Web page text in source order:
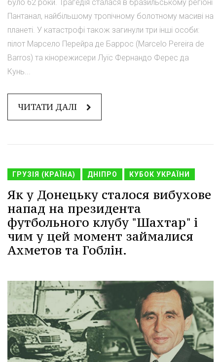
було 62 роки. Трагедія сталася в бразильському регіоні
Пантанал, найбільшому тропічному болотному масиві на
планеті. У катастрофі також загинули три інші особи:
пілот Марсело Перейра де Баррос (Marcelo Pereira de
Barros) та кінорежисери Луїс Фернандо Ферес да
Кунь...
ЧИТАТИ ДАЛІ
ГРУЗІЯ (КРАЇНА) ДНІПРО КУБОК УКРАЇНИ
Як у Донецьку сталося вибухове
напад на президента
футбольного клубу "Шахтар" і
чим у цей момент займалися
Ахметов та Гоблін.